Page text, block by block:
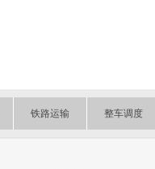
铁路运输 整车调度